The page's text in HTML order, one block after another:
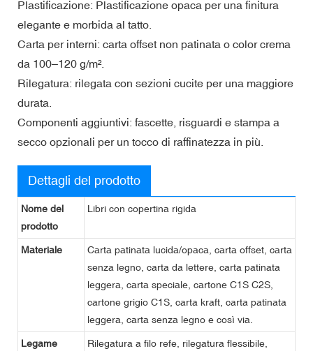
Plastificazione: Plastificazione opaca per una finitura
elegante e morbida al tatto.
Carta per interni: carta offset non patinata o color crema
da 100–120 g/m².
Rilegatura: rilegata con sezioni cucite per una maggiore
durata.
Componenti aggiuntivi: fascette, risguardi e stampa a
secco opzionali per un tocco di raffinatezza in più.
Dettagli del prodotto
Nome del
prodotto
Libri con copertina rigida
Materiale
Carta patinata lucida/opaca, carta offset, carta
senza legno, carta da lettere, carta patinata
leggera, carta speciale, cartone C1S C2S,
cartone grigio C1S, carta kraft, carta patinata
leggera, carta senza legno e così via.
Legame Rilegatura a filo refe, rilegatura flessibile,